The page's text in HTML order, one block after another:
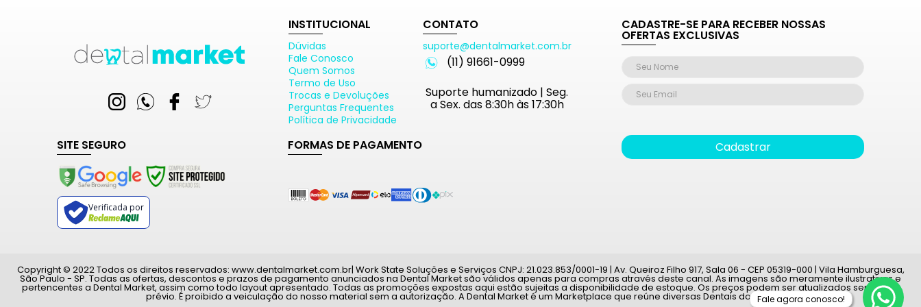
INSTITUCIONAL
Dúvidas
Fale Conosco
Quem Somos
Termo de Uso
Trocas e Devoluções
Perguntas Frequentes
Política de Privacidade
CONTATO
suporte@dentalmarket.com.br
(11) 91661-0999
Suporte humanizado | Seg.
a Sex. das 8:30h às 17:30h
SITE SEGURO
Verificada por
FORMAS DE PAGAMENTO
CADASTRE-SE PARA RECEBER NOSSAS
OFERTAS EXCLUSIVAS
Cadastrar
Copyright © 2022 Todos os direitos reservados: www.dentalmarket.com.br| Work State Soluções e Serviços CNPJ: 21.023.853/0001-19 | Av. Queiroz Filho 917, Sala 06 - CEP 05319-000 | Vila Hamburguesa,
São Paulo - SP. Todas as ofertas, descontos e prazos de pagamento anunciados na Dental Market são válidos apenas para compras através deste canal. As imagens são meramente ilustrativas e
pertencentes a Dental Market, assim como todo layout apresentado. Todas as promoções expostas aqui estão sujeitas a disponibilidade de estoque. Os preços podem ser atualizados sem aviso
prévio. É proibido a veiculação do nosso material sem a autorização. A Dental Market é um Marketplace que reúne diversas Dentais do país.Fale agora conosco!